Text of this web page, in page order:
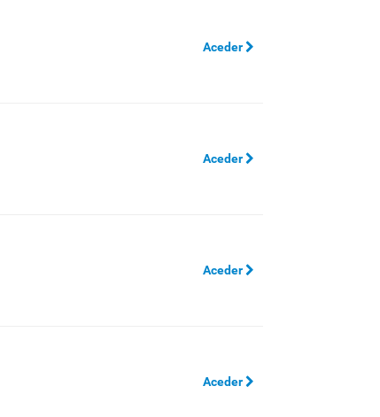
Aceder
Aceder
Aceder
Aceder